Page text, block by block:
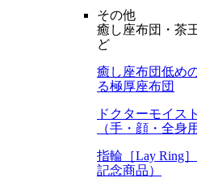
その他
癒し座布団・茶
ど
癒し座布団低め
る極厚座布団
ドクターモイス
（手・顔・全身
指輪［Lay Ring］
記念商品）